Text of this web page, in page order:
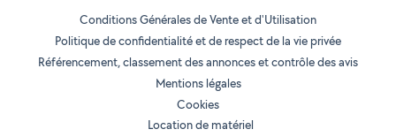
Conditions Générales de Vente et d'Utilisation
Politique de confidentialité et de respect de la vie privée
Référencement, classement des annonces et contrôle des avis
Mentions légales
Cookies
Location de matériel